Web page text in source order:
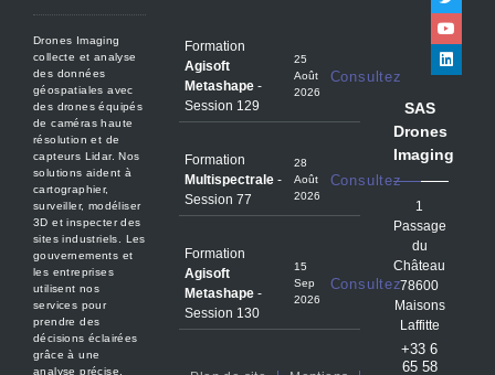
Drones Imaging
collecte et analyse
des données
géospatiales avec
des drones équipés
de caméras haute
résolution et de
capteurs Lidar. Nos
solutions aident à
cartographier,
surveiller, modéliser
3D et inspecter des
sites industriels. Les
gouvernements et
les entreprises
utilisent nos
services pour
prendre des
décisions éclairées
grâce à une
analyse précise.
Formation
Agisoft
Metashape -
Session 129
25
Août
2026
Consultez
Formation
Multispectrale -
Session 77
28
Août
2026
Consultez
Formation
Agisoft
Metashape -
Session 130
15
Sep
2026
Consultez
SAS
Drones
Imaging
1
Passage
du
Château
78600
Maisons
Laffitte
+33 6
65 58